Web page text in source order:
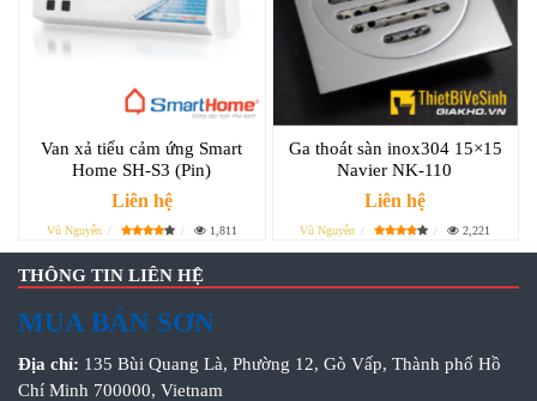
Van xả tiểu cảm ứng Smart
Home SH-S3 (Pin)
Liên hệ
Vũ Nguyễn 1,811
Ga thoát sàn inox304 15×15
Navier NK-110
Liên hệ
Vũ Nguyễn 2,221
THÔNG TIN LIÊN HỆ
MUA BÁN SƠN
Địa chỉ: 135 Bùi Quang Là, Phường 12, Gò Vấp, Thành phố Hồ
Chí Minh 700000, Vietnam